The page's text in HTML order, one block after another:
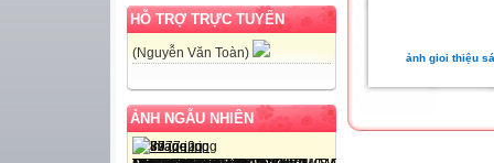
HỖ TRỢ TRỰC TUYẾN
(Nguyễn Văn Toàn)
ẢNH NGẪU NHIÊN
ảnh gioi thiệu